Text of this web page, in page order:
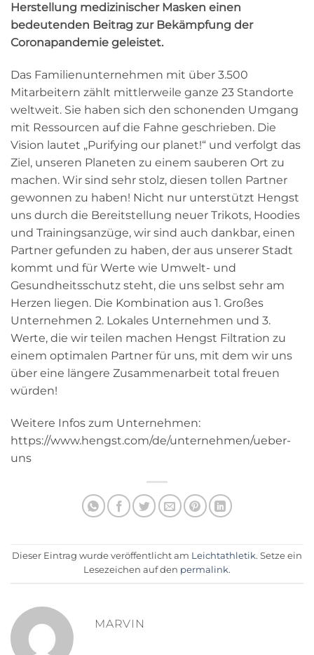
Herstellung medizinischer Masken einen
bedeutenden Beitrag zur Bekämpfung der
Coronapandemie geleistet.
Das Familienunternehmen mit über 3.500
Mitarbeitern zählt mittlerweile ganze 23 Standorte
weltweit. Sie haben sich den schonenden Umgang
mit Ressourcen auf die Fahne geschrieben. Die
Vision lautet „Purifying our planet!“ und verfolgt das
Ziel, unseren Planeten zu einem sauberen Ort zu
machen. Wir sind sehr stolz, diesen tollen Partner
gewonnen zu haben! Nicht nur unterstützt Hengst
uns durch die Bereitstellung neuer Trikots, Hoodies
und Trainingsanzüge, wir sind auch dankbar, einen
Partner gefunden zu haben, der aus unserer Stadt
kommt und für Werte wie Umwelt- und
Gesundheitsschutz steht, die uns selbst sehr am
Herzen liegen. Die Kombination aus 1. Großes
Unternehmen 2. Lokales Unternehmen und 3.
Werte, die wir teilen machen Hengst Filtration zu
einem optimalen Partner für uns, mit dem wir uns
über eine längere Zusammenarbeit total freuen
würden!
Weitere Infos zum Unternehmen:
https://www.hengst.com/de/unternehmen/ueber-
uns
Dieser Eintrag wurde veröffentlicht am Leichtathletik. Setze ein
Lesezeichen auf den permalink.
MARVIN